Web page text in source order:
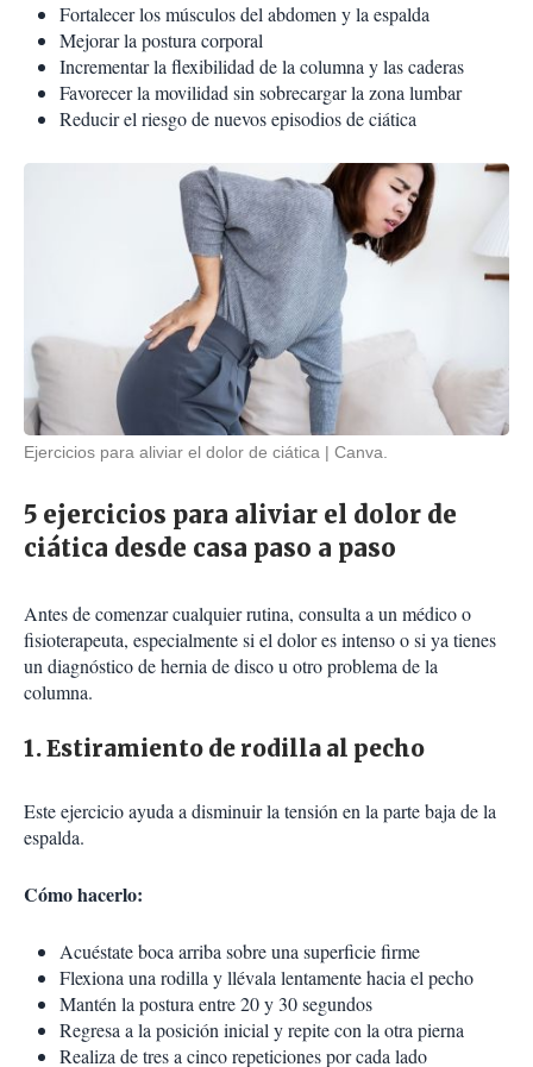
Fortalecer los músculos del abdomen y la espalda
Mejorar la postura corporal
Incrementar la flexibilidad de la columna y las caderas
Favorecer la movilidad sin sobrecargar la zona lumbar
Reducir el riesgo de nuevos episodios de ciática
Ejercicios para aliviar el dolor de ciática Canva.
5 ejercicios para aliviar el dolor de
ciática desde casa paso a paso
Antes de comenzar cualquier rutina, consulta a un médico o
fisioterapeuta, especialmente si el dolor es intenso o si ya tienes
un diagnóstico de hernia de disco u otro problema de la
columna.
1. Estiramiento de rodilla al pecho
Este ejercicio ayuda a disminuir la tensión en la parte baja de la
espalda.
Cómo hacerlo:
Acuéstate boca arriba sobre una superficie firme
Flexiona una rodilla y llévala lentamente hacia el pecho
Mantén la postura entre 20 y 30 segundos
Regresa a la posición inicial y repite con la otra pierna
Realiza de tres a cinco repeticiones por cada lado